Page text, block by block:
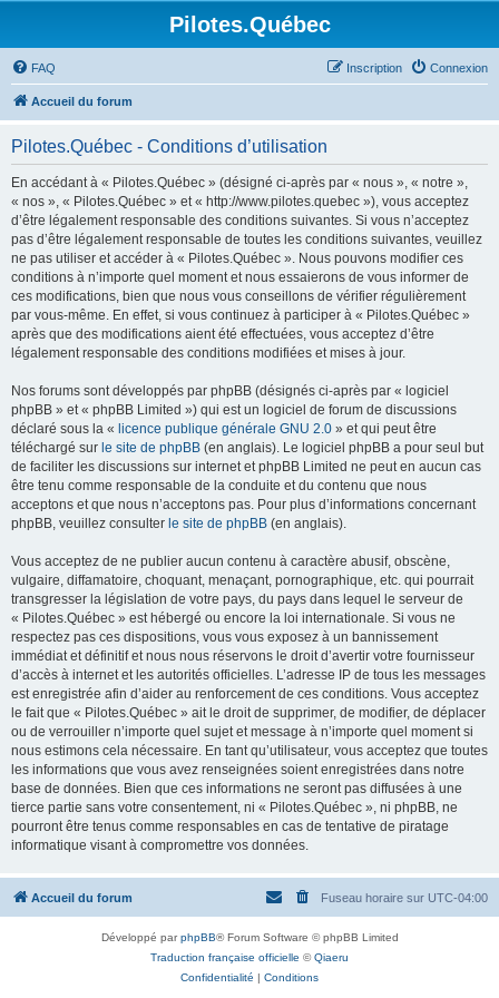
Pilotes.Québec
FAQ Connexion
Inscription
Accueil du forum
Pilotes.Québec - Conditions d’utilisation
En accédant à « Pilotes.Québec » (désigné ci-après par « nous », « notre »,
« nos », « Pilotes.Québec » et « http://www.pilotes.quebec »), vous acceptez
d’être légalement responsable des conditions suivantes. Si vous n’acceptez
pas d’être légalement responsable de toutes les conditions suivantes, veuillez
ne pas utiliser et accéder à « Pilotes.Québec ». Nous pouvons modifier ces
conditions à n’importe quel moment et nous essaierons de vous informer de
ces modifications, bien que nous vous conseillons de vérifier régulièrement
par vous-même. En effet, si vous continuez à participer à « Pilotes.Québec »
après que des modifications aient été effectuées, vous acceptez d’être
légalement responsable des conditions modifiées et mises à jour.
Nos forums sont développés par phpBB (désignés ci-après par « logiciel
phpBB » et « phpBB Limited ») qui est un logiciel de forum de discussions
déclaré sous la « licence publique générale GNU 2.0 » et qui peut être
téléchargé sur le site de phpBB (en anglais). Le logiciel phpBB a pour seul but
de faciliter les discussions sur internet et phpBB Limited ne peut en aucun cas
être tenu comme responsable de la conduite et du contenu que nous
acceptons et que nous n’acceptons pas. Pour plus d’informations concernant
phpBB, veuillez consulter le site de phpBB (en anglais).
Vous acceptez de ne publier aucun contenu à caractère abusif, obscène,
vulgaire, diffamatoire, choquant, menaçant, pornographique, etc. qui pourrait
transgresser la législation de votre pays, du pays dans lequel le serveur de
« Pilotes.Québec » est hébergé ou encore la loi internationale. Si vous ne
respectez pas ces dispositions, vous vous exposez à un bannissement
immédiat et définitif et nous nous réservons le droit d’avertir votre fournisseur
d’accès à internet et les autorités officielles. L’adresse IP de tous les messages
est enregistrée afin d’aider au renforcement de ces conditions. Vous acceptez
le fait que « Pilotes.Québec » ait le droit de supprimer, de modifier, de déplacer
ou de verrouiller n’importe quel sujet et message à n’importe quel moment si
nous estimons cela nécessaire. En tant qu’utilisateur, vous acceptez que toutes
les informations que vous avez renseignées soient enregistrées dans notre
base de données. Bien que ces informations ne seront pas diffusées à une
tierce partie sans votre consentement, ni « Pilotes.Québec », ni phpBB, ne
pourront être tenus comme responsables en cas de tentative de piratage
informatique visant à compromettre vos données.
Accueil du forum Fuseau horaire sur UTC-04:00
Développé parphpBB® Forum Software © phpBB Limited
Traduction française officielle ©Qiaeru
Confidentialité | Conditions